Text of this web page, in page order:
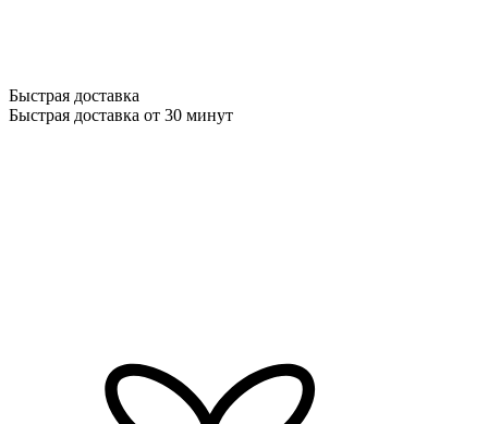
Быстрая доставка
Быстрая доставка от 30 минут